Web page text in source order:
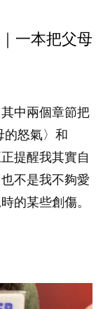
一本把父母
中兩個章節把
的怒氣〉和
提醒我其實自
不是我不夠愛
的某些創傷。